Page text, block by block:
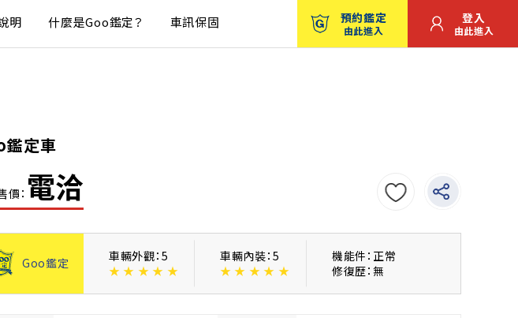
明 什麼是Goo鑑定？ 車訊保固 預約鑑定
由此進入
登入
由此進入
鑑定車
價： 電洽
Goo鑑定
車輛外觀：5
★ ★ ★ ★ ★
車輛內裝：5
★ ★ ★ ★ ★
機能件：正常
修復歴：無